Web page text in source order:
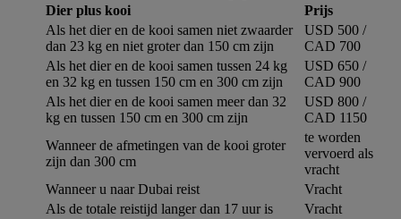
Dier plus kooi
Prijs
Als het dier en de kooi samen niet zwaarder
dan 23 kg en niet groter dan 150 cm zijn
USD 500 /
CAD 700
Als het dier en de kooi samen tussen 24 kg
en 32 kg en tussen 150 cm en 300 cm zijn
USD 650 /
CAD 900
Als het dier en de kooi samen meer dan 32
kg en tussen 150 cm en 300 cm zijn
USD 800 /
CAD 1150
Wanneer de afmetingen van de kooi groter
zijn dan 300 cm
te worden
vervoerd als
vracht
Wanneer u naar Dubai reist
Vracht
Als de totale reistijd langer dan 17 uur is
Vracht